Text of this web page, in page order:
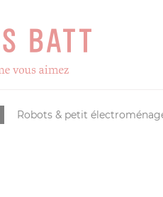
Robots & petit